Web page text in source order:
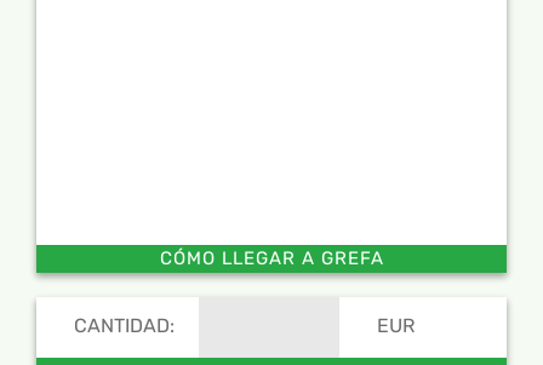
CÓMO LLEGAR A GREFA
CANTIDAD: EUR